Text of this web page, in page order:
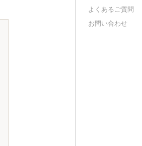
よくあるご質問
お問い合わせ